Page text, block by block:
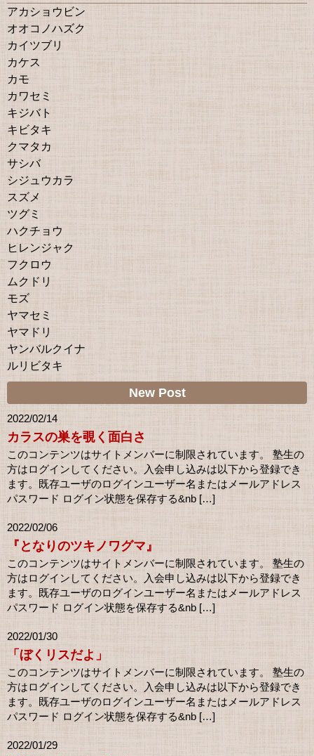
アカショウビン
オオコノハズク
カイツブリ
カケス
カモ
カワセミ
キジバト
キビタキ
クマタカ
サシバ
シジュウカラ
スズメ
ツグミ
ハクチョウ
ヒレンジャク
フクロウ
ムクドリ
モズ
ヤマセミ
ヤマドリ
ヤンバルクイナ
ルリビタキ
New Post
2022/02/14
カラスの巣を覗く面白さ
このコンテンツはサイトメンバーに制限されています。 塾生の
方はログインしてください。入会申し込みは以下から登録でき
ます。既存ユーザのログインユーザー名またはメールアドレス
パスワード ログイン状態を保存する&nb […]
2022/02/06
『となりのツキノワグマ』
このコンテンツはサイトメンバーに制限されています。 塾生の
方はログインしてください。入会申し込みは以下から登録でき
ます。既存ユーザのログインユーザー名またはメールアドレス
パスワード ログイン状態を保存する&nb […]
2022/01/30
「ぼくリスだよ」
このコンテンツはサイトメンバーに制限されています。 塾生の
方はログインしてください。入会申し込みは以下から登録でき
ます。既存ユーザのログインユーザー名またはメールアドレス
パスワード ログイン状態を保存する&nb […]
2022/01/29